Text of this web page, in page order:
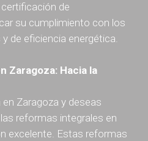
de
su cumplimiento con los
de eficiencia energética.
Zaragoza: Hacia la
Zaragoza y deseas
reformas integrales en
excelente. Estas reformas